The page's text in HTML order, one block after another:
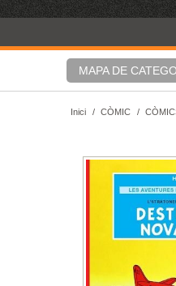
MAPA DE
Inici / CÒMIC /